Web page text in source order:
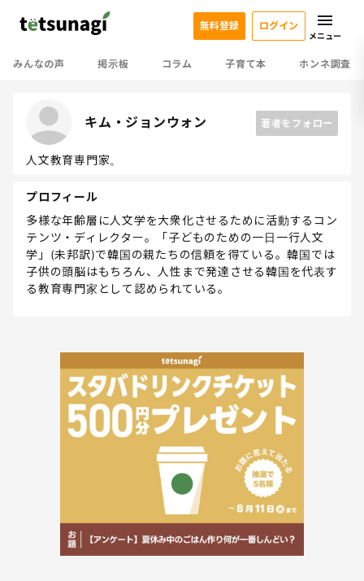
みんなの声 掲示板 コラム 子育て本 ホンネ調査
無料登録 ログイン
メニュー
キム・ジョンウォン 著者をフォロー
人文教育専門家。
プロフィール
多様な年齢層に人文学を大衆化させるために活動するコン
テンツ・ディレクター。「子どものための一日一行人文
学」(未邦訳)で韓国の親たちの信頼を得ている。韓国では
子供の頭脳はもちろん、人性まで発達させる韓国を代表す
る教育専門家として認められている。